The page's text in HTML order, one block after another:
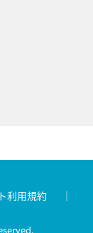
利用規約